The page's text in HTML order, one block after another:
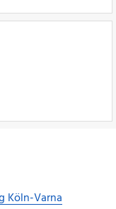
Köln-Varna